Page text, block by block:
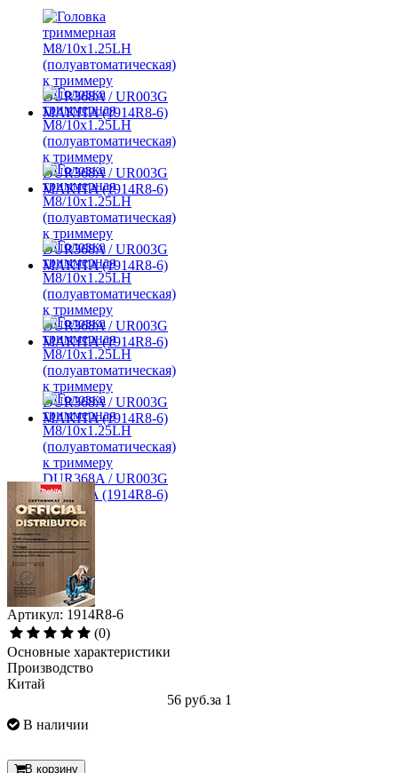
Артикул: 1914R8-6
(0)
Основные характеристики
Производство
Китай
56 руб.за 1
В наличии
В корзину